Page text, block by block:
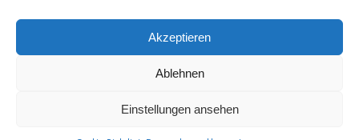
Akzeptieren
Ablehnen
Einstellungen ansehen
Über uns
Datenschutzerklärung